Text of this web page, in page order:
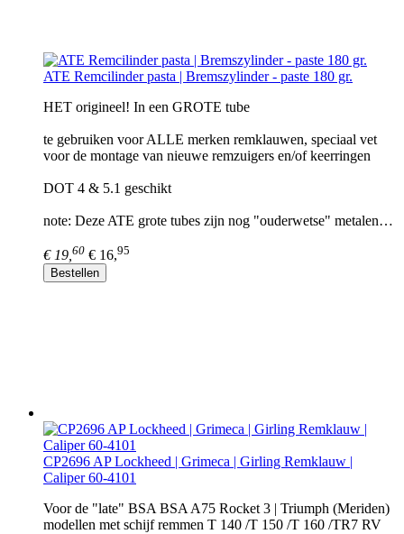
ATE Remcilinder pasta | Bremszylinder - paste 180 gr.
HET origineel! In een GROTE tube
te gebruiken voor ALLE merken remklauwen, speciaal vet
voor de montage van nieuwe remzuigers en/of keerringen
DOT 4 & 5.1 geschikt
note: Deze ATE grote tubes zijn nog "ouderwetse" metalen…
€ 19, 60 € 16,95
Bestellen
CP2696 AP Lockheed | Grimeca | Girling Remklauw |
Caliper 60-4101
Voor de "late" BSA BSA A75 Rocket 3 | Triumph (Meriden)
modellen met schijf remmen T 140 /T 150 /T 160 /TR7 RV